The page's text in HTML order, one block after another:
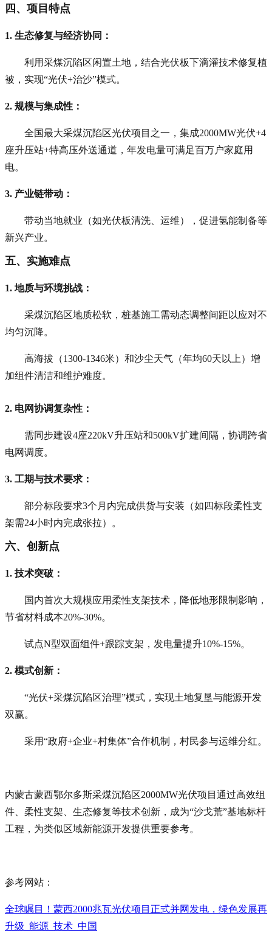
四、项目特点
1. 生态修复与经济协同 ：
利用采煤沉陷区闲置土地，结合光伏板下滴灌技术修复植
被，实现“光伏+治沙”模式。
2. 规模与集成性 ：
全国最大采煤沉陷区光伏项目之一，集成2000MW光伏+4
座升压站+特高压外送通道，年发电量可满足百万户家庭用
电。
3. 产业链带动 ：
带动当地就业（如光伏板清洗、运维），促进氢能制备等
新兴产业。
五、实施难点
1. 地质与环境挑战 ：
采煤沉陷区地质松软，桩基施工需动态调整间距以应对不
均匀沉降。
高海拔（1300-1346米）和沙尘天气（年均60天以上）增
加组件清洁和维护难度。
2. 电网协调复杂性 ：
需同步建设4座220kV升压站和500kV扩建间隔，协调跨省
电网调度。
3. 工期与技术要求 ：
部分标段要求3个月内完成供货与安装（如四标段柔性支
架需24小时内完成张拉）。
六、创新点
1. 技术突破 ：
国内首次大规模应用柔性支架技术，降低地形限制影响，
节省材料成本20%-30%。
试点N型双面组件+跟踪支架，发电量提升10%-15%。
2. 模式创新 ：
“光伏+采煤沉陷区治理”模式，实现土地复垦与能源开发
双赢。
采用“政府+企业+村集体”合作机制，村民参与运维分红。
内蒙古蒙西鄂尔多斯采煤沉陷区2000MW光伏项目通过高效组
件、柔性支架、生态修复等技术创新，成为“沙戈荒”基地标杆
工程，为类似区域新能源开发提供重要参考。
参考网站：
全球瞩目！蒙西2000兆瓦光伏项目正式并网发电，绿色发展再
升级_能源_技术_中国